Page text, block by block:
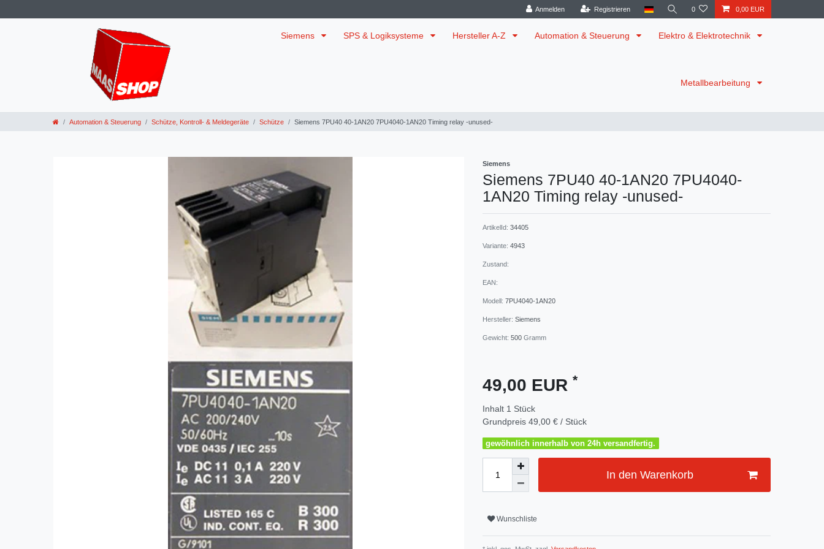
Anmelden Registrieren 0 0,00 EUR
Siemens SPS & Logiksysteme Hersteller A-Z Automation & Steuerung Elektro & Elektrotechnik
Metallbearbeitung
Automation & Steuerung Schütze, Kontroll- & Meldegeräte Schütze Siemens 7PU40 40-1AN20 7PU4040-1AN20 Timing relay -unused-
Siemens
Siemens 7PU40 40-1AN20 7PU4040-
1AN20 Timing relay -unused-
ArtikelId: 34405
Variante: 4943
Zustand:
EAN:
Modell: 7PU4040-1AN20
Hersteller: Siemens
Gewicht: 500 Gramm
49,00 EUR *
Inhalt 1 Stück
Grundpreis 49,00 € / Stück
gewöhnlich innerhalb von 24h versandfertig.
In den Warenkorb
Wunschliste